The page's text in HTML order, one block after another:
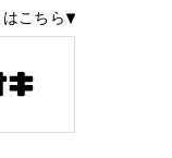
こちら